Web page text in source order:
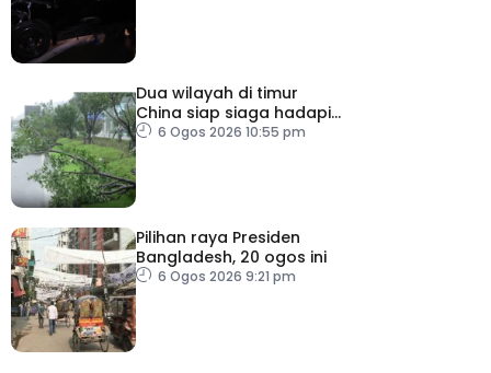
Dua wilayah di timur
China siap siaga hadapi
taufan Dolphin
6 Ogos 2026 10:55 pm
Pilihan raya Presiden
Bangladesh, 20 ogos ini
6 Ogos 2026 9:21 pm